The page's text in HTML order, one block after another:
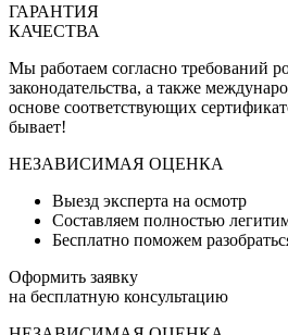
ГАРАНТИЯ
КАЧЕСТВА
Мы работаем согласно требований
законодательства, а также
основе соответствующих
бывает!
НЕЗАВИСИМАЯ ОЦЕНКА
Выезд эксперта на осмотр
Составляем полностью
Бесплатно поможем
Оформить заявку
на бесплатную консультацию